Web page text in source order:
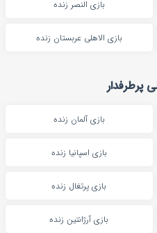
بازی النصر زنده
بازی الاهلی عربستان زنده
پرطرفدار
بازی آلمان زنده
بازی اسپانیا زنده
بازی پرتغال زنده
بازی آرژانتین زنده